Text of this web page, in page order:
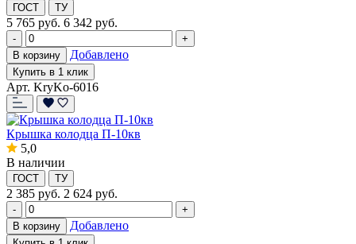
ГОСТ ТУ
5 765 руб. 6 342 руб.
-
+
В корзину
Добавлено
Купить в 1 клик
Арт. KryKo-6016
Крышка колодца П-10кв
5,0
В наличии
ГОСТ ТУ
2 385 руб. 2 624 руб.
-
+
В корзину
Добавлено